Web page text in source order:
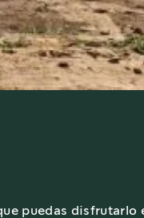
puedas disfrutarlo